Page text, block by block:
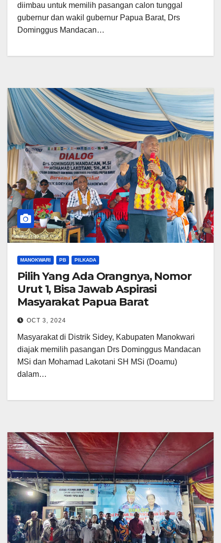
diimbau untuk memilih pasangan calon tunggal
gubernur dan wakil gubernur Papua Barat, Drs
Dominggus Mandacan…
MANOKWARI PB PILKADA
Pilih Yang Ada Orangnya, Nomor
Urut 1, Bisa Jawab Aspirasi
Masyarakat Papua Barat
OCT 3, 2024
Masyarakat di Distrik Sidey, Kabupaten Manokwari
diajak memilih pasangan Drs Dominggus Mandacan
MSi dan Mohamad Lakotani SH MSi (Doamu)
dalam…